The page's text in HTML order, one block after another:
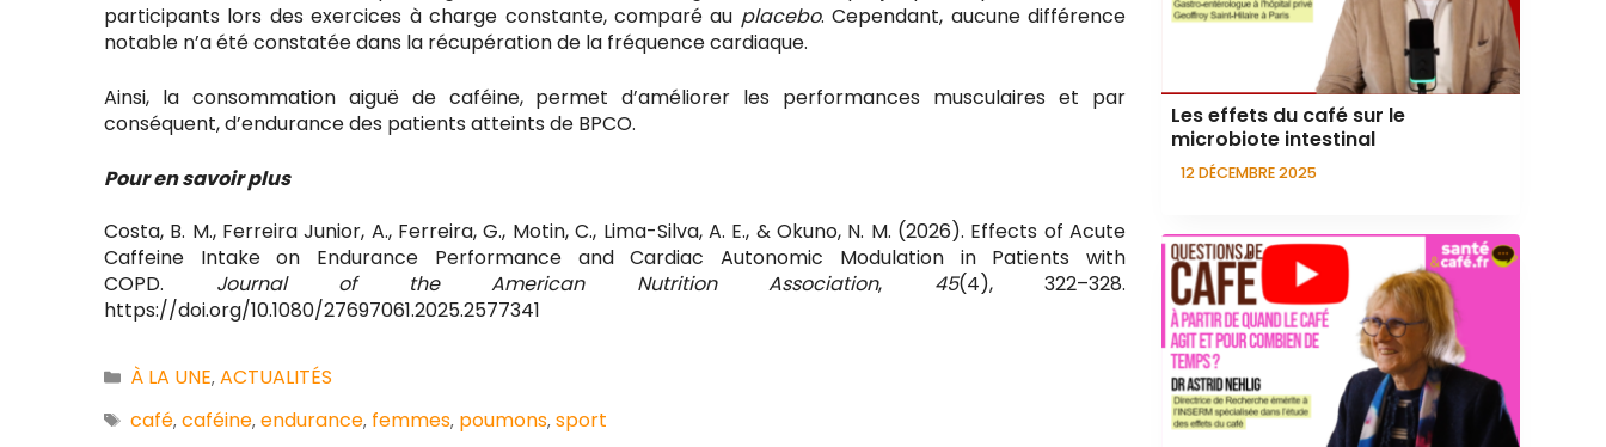
participants lors des exercices à charge constante, comparé au placebo. Cependant, aucune différence
notable n’a été constatée dans la récupération de la fréquence cardiaque.
Ainsi, la consommation aiguë de caféine, permet d’améliorer les performances musculaires et par
conséquent, d’endurance des patients atteints de BPCO.
Pour en savoir plus
Costa, B. M., Ferreira Junior, A., Ferreira, G., Motin, C., Lima-Silva, A. E., & Okuno, N. M. (2026). Effects of Acute
Caffeine Intake on Endurance Performance and Cardiac Autonomic Modulation in Patients with
COPD. Journal of the American Nutrition Association, 45(4), 322–328.
https://doi.org/10.1080/27697061.2025.2577341
Catégories
À LA UNE, ACTUALITÉS
Étiquettes
café, caféine, endurance, femmes, poumons, sport
Les effets du café sur le
microbiote intestinal
12 DÉCEMBRE 2025